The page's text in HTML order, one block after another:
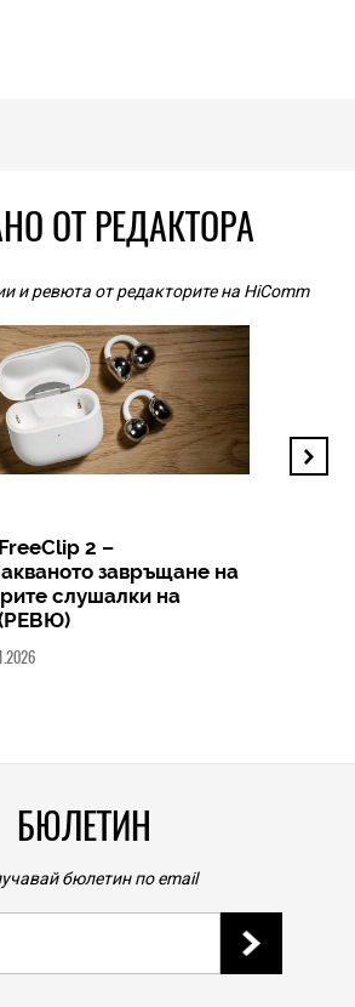
ОТ РЕДАКТОРА
и ревюта от редакторите на HiComm
2 –
завръщане на
слушалки на
БЮЛЕТИН
бюлетин по email